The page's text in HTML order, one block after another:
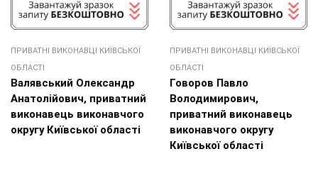
ПРИВАТНІ ВИКОНАВЦІ КИЇВСЬКОЇ
ОБЛАСТІ
Валявський Олександр
Анатолійович, приватний
виконавець виконавчого
округу Київської області
ПРИВАТНІ ВИКОНАВЦІ КИЇВСЬКОЇ
ОБЛАСТІ
Говоров Павло
Володимирович,
приватний виконавець
виконавчого округу
Київської області